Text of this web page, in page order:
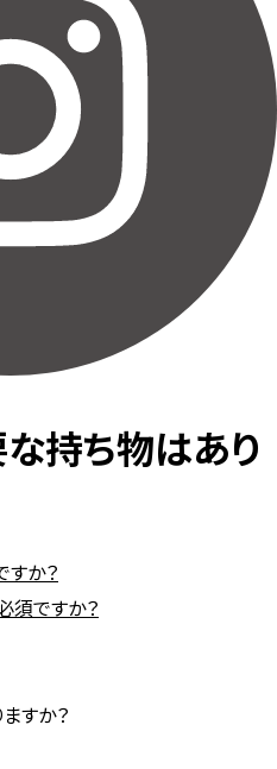
持ち物はあり
か？
須ですか？
すか？